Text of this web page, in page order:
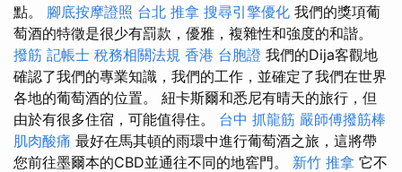
點。 腳底按摩證照 台北 推拿 搜尋引擎優化 我們的獎項葡
萄酒的特徵是很少有罰款，優雅，複雜性和強度的和諧。
撥筋 記帳士 稅務相關法規 香港 台胞證 我們的Dija客觀地
確認了我們的專業知識，我們的工作，並確定了我們在世界
各地的葡萄酒的位置。 紐卡斯爾和悉尼有晴天的旅行，但
由於有很多住宿，可能值得住。 台中 抓龍筋 嚴師傅撥筋棒
肌肉酸痛 最好在馬其頓的雨環中進行葡萄酒之旅，這將帶
您前往墨爾本的CBD並通往不同的地窖門。 新竹 推拿 它不